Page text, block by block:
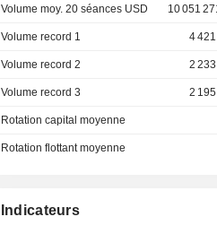
Volume moy. 20 séances USD 10 051
Volume record 1 4
Volume record 2 2
Volume record 3 2
Rotation capital moyenne
Rotation flottant moyenne
Indicateurs